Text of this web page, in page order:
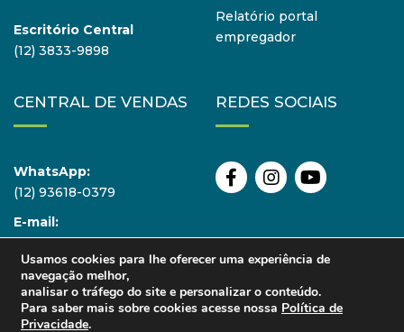
Escritório Central
(12) 3833-9898
Relatório portal
empregador
CENTRAL DE VENDAS
WhatsApp:
(12) 93618-0379
E-mail:
vendas@atmosfera.com
REDES SOCIAIS
Usamos cookies para lhe oferecer uma experiência de
navegação melhor,
analisar o tráfego do site e personalizar o conteúdo.
Para saber mais sobre cookies acesse nossa Política de
Privacidade.